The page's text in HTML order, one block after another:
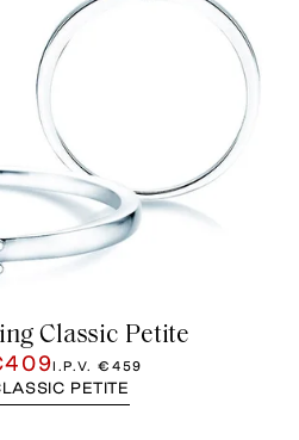
Classic Petite
I.P.V.€459
PETITE